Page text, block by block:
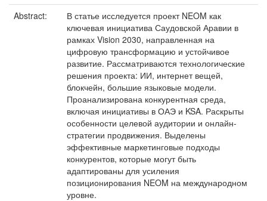
Abstract:
В статье исследуется проект NEOM как
ключевая инициатива Саудовской Аравии в
рамках Vision 2030, направленная на
цифровую трансформацию и устойчивое
развитие. Рассматриваются технологические
решения проекта: ИИ, интернет вещей,
блокчейн, большие языковые модели.
Проанализирована конкурентная среда,
включая инициативы в ОАЭ и KSA. Раскрыты
особенности целевой аудитории и онлайн-
стратегии продвижения. Выделены
эффективные маркетинговые подходы
конкурентов, которые могут быть
адаптированы для усиления
позиционирования NEOM на международном
уровне.